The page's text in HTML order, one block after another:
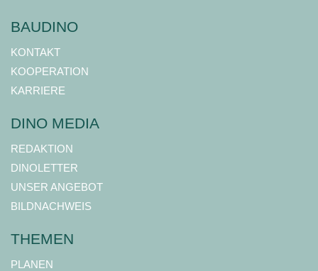
BAUDINO
KONTAKT
KOOPERATION
KARRIERE
DINO MEDIA
REDAKTION
DINOLETTER
UNSER ANGEBOT
BILDNACHWEIS
THEMEN
PLANEN